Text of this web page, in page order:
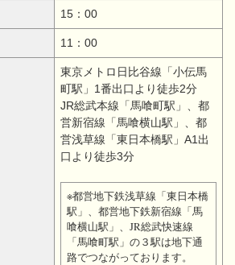
15：00
11：00
東京メトロ日比谷線「小伝馬
町駅」1番出口より徒歩2分
JR総武本線「馬喰町駅」、都
営新宿線「馬喰横山駅」、都
営浅草線「東日本橋駅」A1出
口より徒歩3分
※都営地下鉄浅草線「東日本橋
駅」、都営地下鉄新宿線「馬
喰横山駅」、JR総武快速線
「馬喰町駅」の３駅は地下通
路でつながっております。